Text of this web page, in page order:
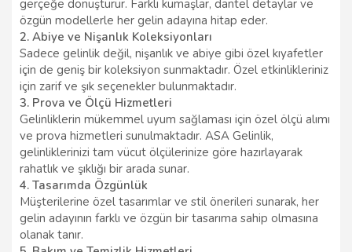
gerçeğe dönüştürür. Farklı kumaşlar, dantel detaylar ve
özgün modellerle her gelin adayına hitap eder.
2. Abiye ve Nişanlık Koleksiyonları
Sadece gelinlik değil, nişanlık ve abiye gibi özel kıyafetler
için de geniş bir koleksiyon sunmaktadır. Özel etkinlikleriniz
için zarif ve şık seçenekler bulunmaktadır.
3. Prova ve Ölçü Hizmetleri
Gelinliklerin mükemmel uyum sağlaması için özel ölçü alımı
ve prova hizmetleri sunulmaktadır. ASA Gelinlik,
gelinliklerinizi tam vücut ölçülerinize göre hazırlayarak
rahatlık ve şıklığı bir arada sunar.
4. Tasarımda Özgünlük
Müşterilerine özel tasarımlar ve stil önerileri sunarak, her
gelin adayının farklı ve özgün bir tasarıma sahip olmasına
olanak tanır.